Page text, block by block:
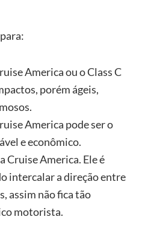
America ou o Class C
porém ágeis,
America pode ser o
e econômico.
Cruise America. Ele é
intercalar a direção entre
assim não fica tão
motorista.